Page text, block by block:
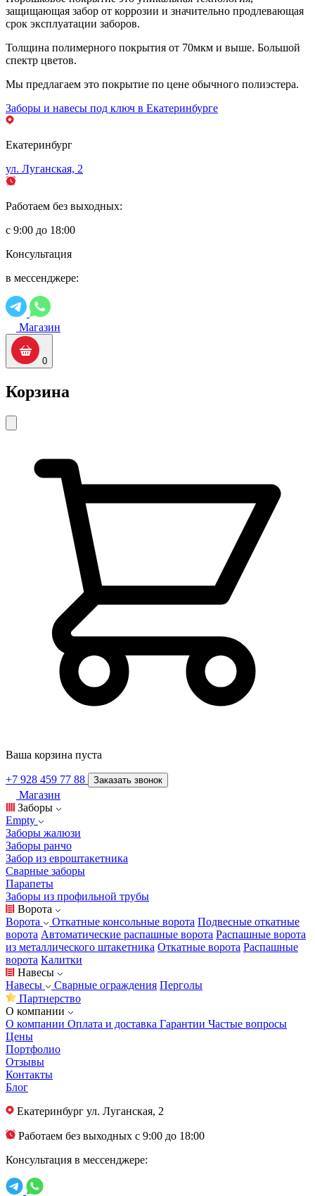
защищающая забор от коррозии и значительно продлевающая
срок эксплуатации заборов.
Толщина полимерного покрытия от 70мкм и выше. Большой
спектр цветов.
Мы предлагаем это покрытие по цене обычного полиэстера.
Заборы и навесы под ключ в Екатеринбурге
Екатеринбург
ул. Луганская, 2
Работаем без выходных:
с 9:00 до 18:00
Консультация
в мессенджере:
Магазин
0
Корзина
Ваша корзина пуста
+7 928 459 77 88 Заказать звонок
Магазин
Заборы
Empty
Заборы жалюзи
Заборы ранчо
Забор из евроштакетника
Сварные заборы
Парапеты
Заборы из профильной трубы
Ворота
Ворота
Откатные консольные ворота Подвесные откатные
ворота Автоматические распашные ворота Распашные ворота
из металлического штакетника Откатные ворота Распашные
ворота Калитки
Навесы
Навесы
Сварные ограждения Перголы
Партнерство
О компании
О компании Оплата и доставка Гарантии Частые вопросы
Цены
Портфолио
Отзывы
Контакты
Блог
Екатеринбург ул. Луганская, 2
Работаем без выходных с 9:00 до 18:00
Консультация в мессенджере: